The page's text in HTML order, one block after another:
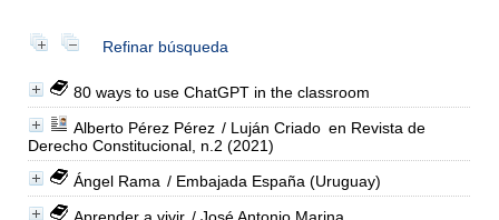
Refinar búsqueda
80 ways to use ChatGPT in the classroom
Alberto Pérez Pérez / Luján Criado en Revista de
Derecho Constitucional, n.2 (2021)
Ángel Rama / Embajada España (Uruguay)
Aprender a vivir / José Antonio Marina